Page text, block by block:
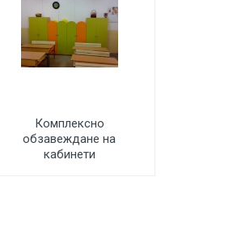
Комплексно
обзавеждане на
кабинети